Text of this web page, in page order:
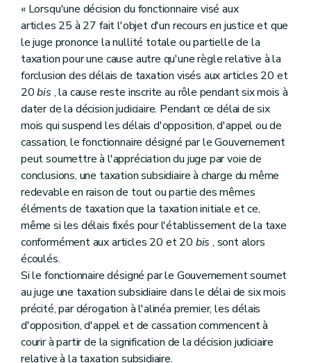
« Lorsqu'une décision du fonctionnaire visé aux
articles 25 à 27 fait l'objet d'un recours en justice et que
le juge prononce la nullité totale ou partielle de la
taxation pour une cause autre qu'une règle relative à la
forclusion des délais de taxation visés aux articles 20 et
20bis , la cause reste inscrite au rôle pendant six mois à
dater de la décision judiciaire. Pendant ce délai de six
mois qui suspend les délais d'opposition, d'appel ou de
cassation, le fonctionnaire désigné par le Gouvernement
peut soumettre à l'appréciation du juge par voie de
conclusions, une taxation subsidiaire à charge du même
redevable en raison de tout ou partie des mêmes
éléments de taxation que la taxation initiale et ce,
même si les délais fixés pour l'établissement de la taxe
conformément aux articles 20 et 20 bis , sont alors
écoulés.
Si le fonctionnaire désigné par le Gouvernement soumet
au juge une taxation subsidiaire dans le délai de six mois
précité, par dérogation à l'alinéa premier, les délais
d'opposition, d'appel et de cassation commencent à
courir à partir de la signification de la décision judiciaire
relative à la taxation subsidiaire.